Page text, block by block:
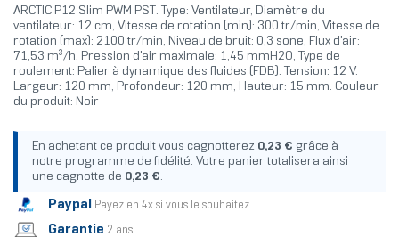
ARCTIC P12 Slim PWM PST. Type: Ventilateur, Diamètre du
ventilateur: 12 cm, Vitesse de rotation (min): 300 tr/min, Vitesse de
rotation (max): 2100 tr/min, Niveau de bruit: 0,3 sone, Flux d'air:
71,53 m³/h, Pression d'air maximale: 1,45 mmH2O, Type de
roulement: Palier à dynamique des fluides (FDB). Tension: 12 V.
Largeur: 120 mm, Profondeur: 120 mm, Hauteur: 15 mm. Couleur
du produit: Noir
En achetant ce produit vous cagnotterez 0,23 € grâce à
notre programme de fidélité. Votre panier totalisera ainsi
une cagnotte de 0,23 €.
Paypal Payez en 4x si vous le souhaitez
Garantie 2 ans